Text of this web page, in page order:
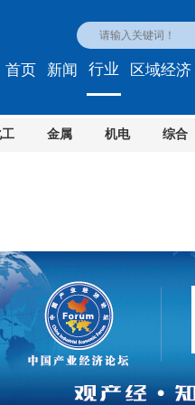
首页 新闻 行业
金属 机电 综合
区域经济